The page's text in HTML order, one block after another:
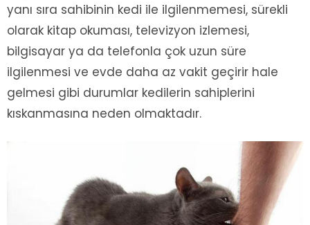
yanı sıra sahibinin kedi ile ilgilenmemesi, sürekli
olarak kitap okuması, televizyon izlemesi,
bilgisayar ya da telefonla çok uzun süre
ilgilenmesi ve evde daha az vakit geçirir hale
gelmesi gibi durumlar kedilerin sahiplerini
kıskanmasına neden olmaktadır.